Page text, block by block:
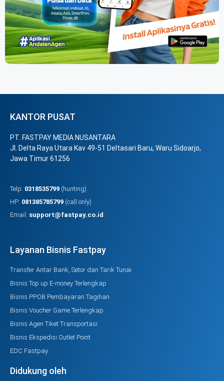
KANTOR PUSAT
PT. FASTPAY MEDIA NUSANTARA
Jl. Delta Raya Utara Kav 49-51 Deltasari Baru, Waru Sidoarjo,
Jawa Timur 61256
Telp: 0318535799 (hunting)
HP: 081385785799 (call only)
Email: support@fastpay.co.id
Layanan Bisnis Fastpay
Transfer Antar Bank, Setor dan Tarik Tunai
Bisnis Top up E-money Terlengkap
Bisnis PPOB Pembayaran Tagihan
Bisnis Voucher Game Terlengkap
Bisnis Agen Tiket Transportasi
Bisnis Ekspedisi Outlet Point
EDC Fastpay
Didukung oleh